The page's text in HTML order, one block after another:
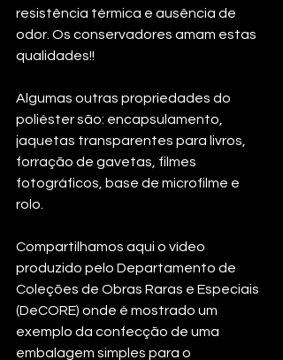
resistência térmica e ausência de
odor. Os conservadores amam estas
qualidades!!
Algumas outras propriedades do
poliéster são: encapsulamento,
jaquetas transparentes para livros,
forração de gavetas, filmes
fotográficos, base de microfilme e
rolo.
Compartilhamos aqui o vídeo
produzido pelo Departamento de
Coleções de Obras Raras e Especiais
(DeCORE) onde é mostrado um
exemplo da confecção de uma
embalagem simples para o